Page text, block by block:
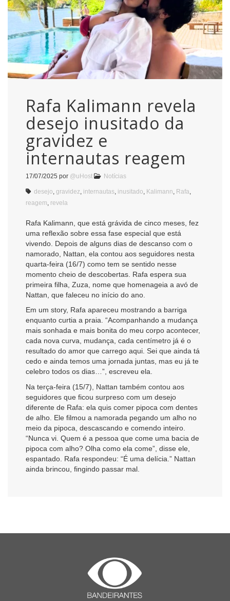
Rafa Kalimann revela
desejo inusitado da
gravidez e
internautas reagem
17/07/2025 por @uHost Notícias
desejo gravidez internautas inusitado Kalimann Rafa
reagem revela
Rafa Kalimann, que está grávida de cinco meses, fez
uma reflexão sobre essa fase especial que está
vivendo. Depois de alguns dias de descanso com o
namorado, Nattan, ela contou aos seguidores nesta
quarta-feira (16/7) como tem se sentido nesse
momento cheio de descobertas. Rafa espera sua
primeira filha, Zuza, nome que homenageia a avó de
Nattan, que faleceu no início do ano.
Em um story, Rafa apareceu mostrando a barriga
enquanto curtia a praia. “Acompanhando a mudança
mais sonhada e mais bonita do meu corpo acontecer,
cada nova curva, mudança, cada centímetro já é o
resultado do amor que carrego aqui. Sei que ainda tá
cedo e ainda temos uma jornada juntas, mas eu já te
celebro todos os dias…”, escreveu ela.
Na terça-feira (15/7), Nattan também contou aos
seguidores que ficou surpreso com um desejo
diferente de Rafa: ela quis comer pipoca com dentes
de alho. Ele filmou a namorada pegando um alho no
meio da pipoca, descascando e comendo inteiro.
“Nunca vi. Quem é a pessoa que come uma bacia de
pipoca com alho? Olha como ela come”, disse ele,
espantado. Rafa respondeu: “É uma delícia.” Nattan
ainda brincou, fingindo passar mal.